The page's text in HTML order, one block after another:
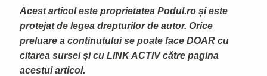
Acest articol este proprietatea Podul.ro și este
protejat de legea drepturilor de autor. Orice
preluare a continutului se poate face DOAR cu
citarea sursei și cu LINK ACTIV către pagina
acestui articol.